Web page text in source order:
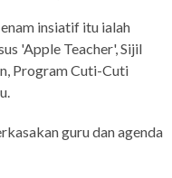
insiatif itu ialah
'Apple Teacher', Sijil
Program Cuti-Cuti
guru dan agenda